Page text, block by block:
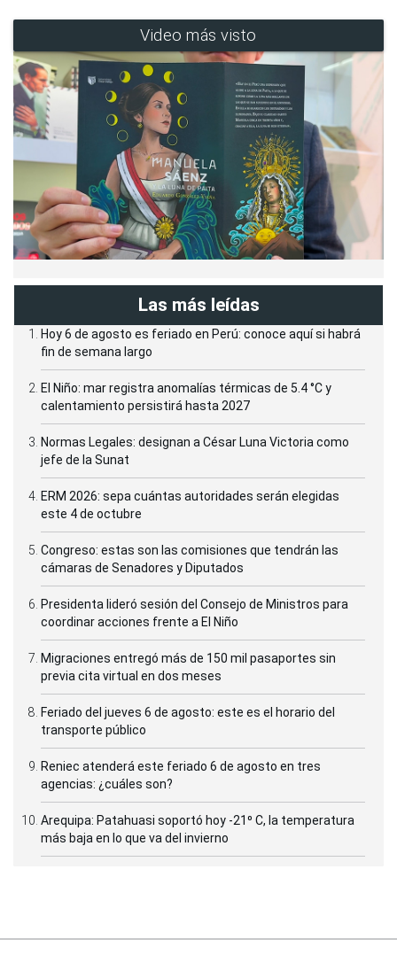
Video más visto
Las más leídas
Hoy 6 de agosto es feriado en Perú: conoce aquí si habrá
fin de semana largo
El Niño: mar registra anomalías térmicas de 5.4 °C y
calentamiento persistirá hasta 2027
Normas Legales: designan a César Luna Victoria como
jefe de la Sunat
ERM 2026: sepa cuántas autoridades serán elegidas
este 4 de octubre
Congreso: estas son las comisiones que tendrán las
cámaras de Senadores y Diputados
Presidenta lideró sesión del Consejo de Ministros para
coordinar acciones frente a El Niño
Migraciones entregó más de 150 mil pasaportes sin
previa cita virtual en dos meses
Feriado del jueves 6 de agosto: este es el horario del
transporte público
Reniec atenderá este feriado 6 de agosto en tres
agencias: ¿cuáles son?
Arequipa: Patahuasi soportó hoy -21⁰ C, la temperatura
más baja en lo que va del invierno